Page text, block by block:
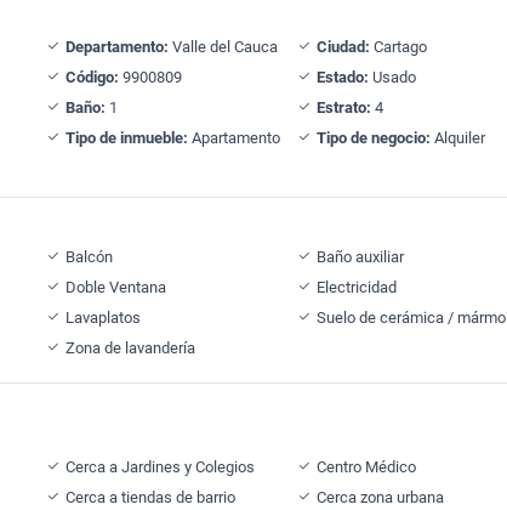
Departamento: Valle del Cauca Ciudad: Cartago
Código: 9900809 Estado: Usado
Baño: 1 Estrato: 4
Tipo de inmueble: Apartamento Tipo de negocio: Alquiler
Balcón
Baño auxiliar
Doble Ventana
Electricidad
Lavaplatos
Suelo de cerámica / mármol
Zona de lavandería
Cerca a Jardines y Colegios
Centro Médico
Cerca a tiendas de barrio
Cerca zona urbana